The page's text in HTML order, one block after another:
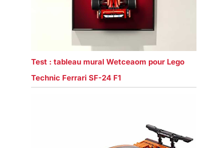
Test : tableau mural Wetceaom pour Lego
Technic Ferrari SF-24 F1